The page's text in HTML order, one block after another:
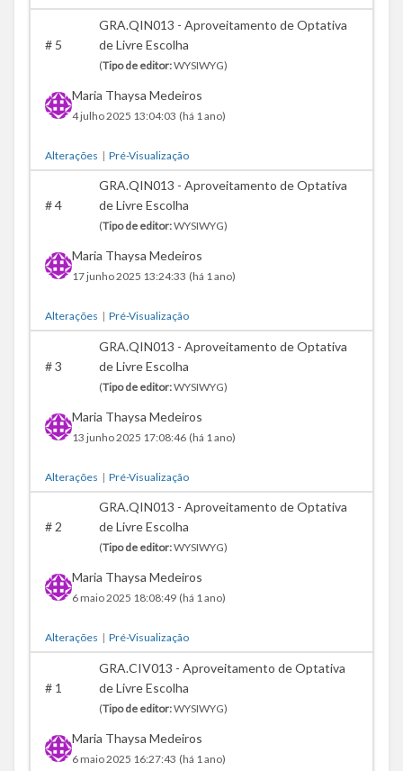
#5
GRA.QIN013 - Aproveitamento de Optativa
de Livre Escolha
(Tipo de editor:WYSIWYG)
Maria Thaysa Medeiros
4 julho 2025 13:04:03 (há 1 ano)
Alterações | Pré-Visualização
#4
GRA.QIN013 - Aproveitamento de Optativa
de Livre Escolha
(Tipo de editor:WYSIWYG)
Maria Thaysa Medeiros
17 junho 2025 13:24:33 (há 1 ano)
Alterações | Pré-Visualização
#3
GRA.QIN013 - Aproveitamento de Optativa
de Livre Escolha
(Tipo de editor:WYSIWYG)
Maria Thaysa Medeiros
13 junho 2025 17:08:46 (há 1 ano)
Alterações | Pré-Visualização
#2
GRA.QIN013 - Aproveitamento de Optativa
de Livre Escolha
(Tipo de editor:WYSIWYG)
Maria Thaysa Medeiros
6 maio 2025 18:08:49 (há 1 ano)
Alterações | Pré-Visualização
#1
GRA.CIV013 - Aproveitamento de Optativa
de Livre Escolha
(Tipo de editor:WYSIWYG)
Maria Thaysa Medeiros
6 maio 2025 16:27:43 (há 1 ano)